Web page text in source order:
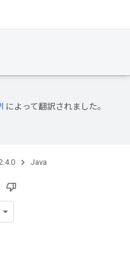
によって翻訳されました。
Java